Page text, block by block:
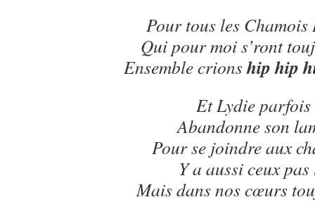
Pour tous les Chamois
Qui pour moi s’ront
Ensemble crionship hip
Et Lydie parfois
Abandonne son
Pour se joindre aux
Y a aussi ceux
Mais dans nos cœurs